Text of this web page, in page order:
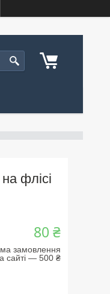
флісі
80 ₴
замовлення
сайті — 500 ₴